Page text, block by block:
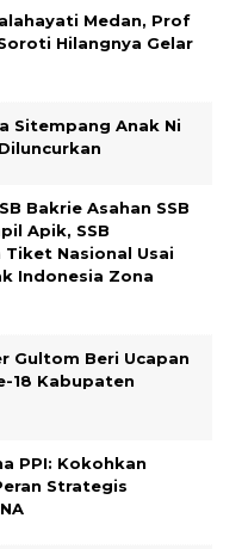
Medan, Prof
Hilangnya Gelar
Sitempang Anak Ni
Bakrie Asahan SSB
Apik, SSB
Tiket Nasional Usai
Indonesia Zona
Gultom Beri Ucapan
18 Kabupaten
PPI: Kokohkan
Strategis